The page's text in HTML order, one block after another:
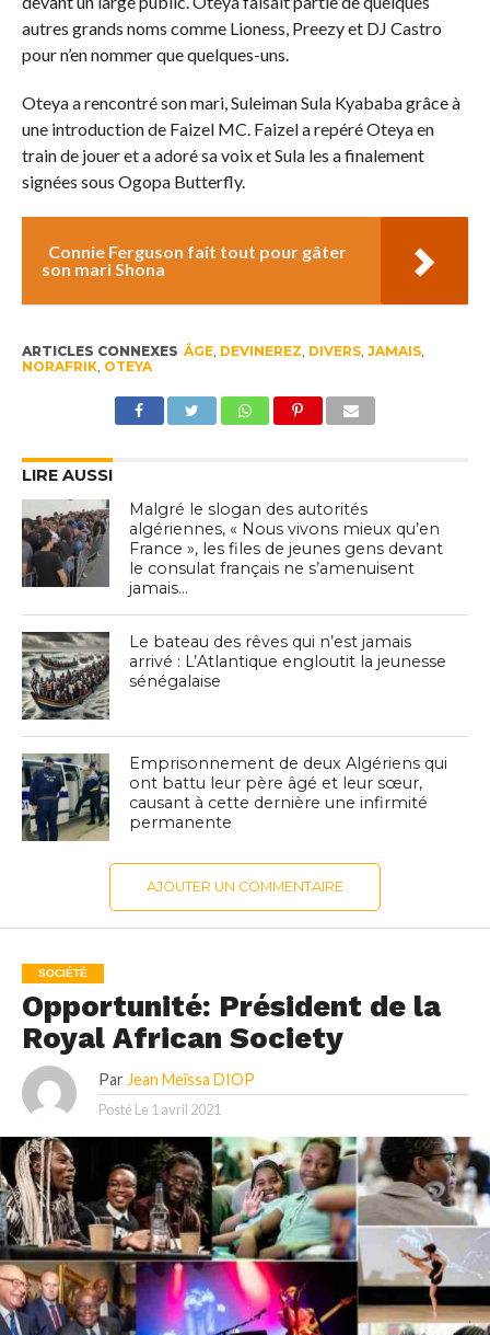
autres grands noms comme Lioness, Preezy et DJ Castro
pour n’en nommer que quelques-uns.
Oteya a rencontré son mari, Suleiman Sula Kyababa grâce à
une introduction de Faizel MC. Faizel a repéré Oteya en
train de jouer et a adoré sa voix et Sula les a finalement
signées sous Ogopa Butterfly.
Connie Ferguson fait tout pour gâter
son mari Shona
ARTICLES CONNEXES ÂGE, DEVINEREZ DIVERS, JAMAIS,
NORAFRIK, OTEYA
LIRE AUSSI
Malgré le slogan des autorités
algériennes, « Nous vivons mieux qu’en
France », les files de jeunes gens devant
le consulat français ne s’amenuisent
jamais…
Le bateau des rêves qui n’est jamais
arrivé : L’Atlantique engloutit la jeunesse
sénégalaise
Emprisonnement de deux Algériens qui
ont battu leur père âgé et leur sœur,
causant à cette dernière une infirmité
permanente
AJOUTER UN COMMENTAIRE
SOCIÉTÉ
Opportunité: Président de la
Royal African Society
Par Jean Meïssa DIOP
Posté Le 1 avril 2021